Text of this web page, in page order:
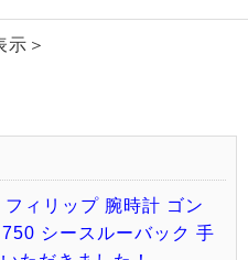
示＞
ィリップ 腕時計 ゴン
シースルーバック 手